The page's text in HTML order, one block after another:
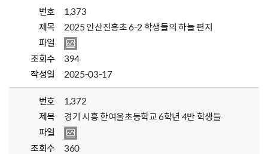
번호
1,373
제목
2025 안산진흥초 6-2 학생들의 하늘 편지
파일
조회수
394
작성일
2025-03-17
번호
1,372
제목
경기 시흥 한여울초등학교 6학년 4반 학생들
파일
조회수
360